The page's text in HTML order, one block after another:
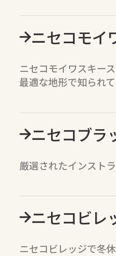
ニセコモイ
ニセコモイワスキー
最適な地形で知られて
ニセコブラ
厳選されたインスト
ニセコビレ
ニセコビレッジで冬